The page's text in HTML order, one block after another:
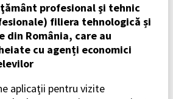
profesional şi tehnic
filiera tehnologică și
din România, care au
cu agenți economici
aplicaţii pentru vizite